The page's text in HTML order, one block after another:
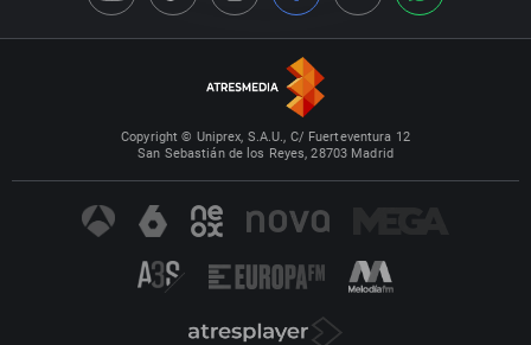
Copyright © Uniprex, S.A.U., C/ Fuerteventura 12
San Sebastián de los Reyes, 28703 Madrid